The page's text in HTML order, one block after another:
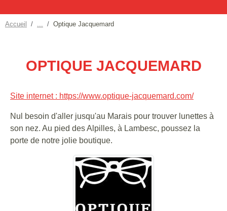
Accueil Optique Jacquemard
OPTIQUE JACQUEMARD
Site internet : https://www.optique-jacquemard.com/
Nul besoin d'aller jusqu'au Marais pour trouver lunettes à
son nez. Au pied des Alpilles, à Lambesc, poussez la
porte de notre jolie boutique.